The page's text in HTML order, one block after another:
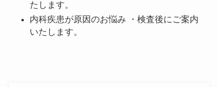
たします。
内科疾患が原因のお悩み ・検査後にご案内
いたします。